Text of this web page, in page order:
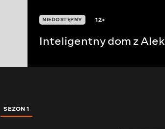
NIEDOSTĘPNY 12+
Inteligentny dom z
SEZON 1